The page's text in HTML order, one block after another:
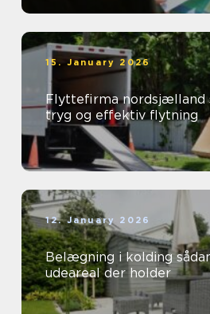
15. January 2026
Flyttefirma nordsjælland sådan får du en
tryg og effektiv flytning
12. January 2026
Belægning i kolding sådan får du et
udeareal der holder